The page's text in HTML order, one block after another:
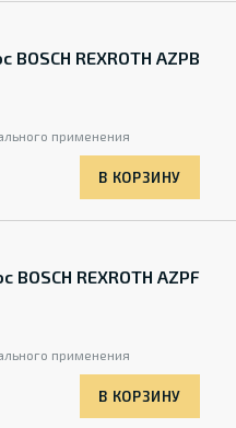
BOSCH REXROTH AZPB
применения
В КОРЗИНУ
BOSCH REXROTH AZPF
применения
В КОРЗИНУ